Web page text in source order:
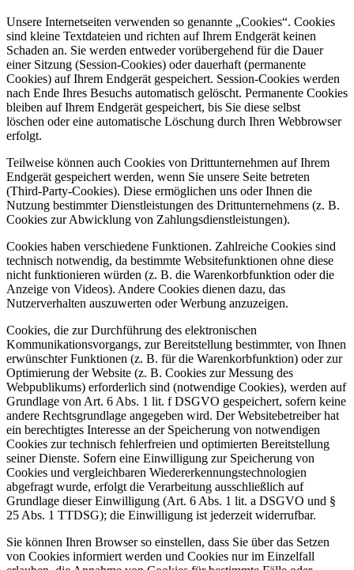
Unsere Internetseiten verwenden so genannte „Cookies“. Cookies
sind kleine Textdateien und richten auf Ihrem Endgerät keinen
Schaden an. Sie werden entweder vorübergehend für die Dauer
einer Sitzung (Session-Cookies) oder dauerhaft (permanente
Cookies) auf Ihrem Endgerät gespeichert. Session-Cookies werden
nach Ende Ihres Besuchs automatisch gelöscht. Permanente Cookies
bleiben auf Ihrem Endgerät gespeichert, bis Sie diese selbst
löschen oder eine automatische Löschung durch Ihren Webbrowser
erfolgt.
Teilweise können auch Cookies von Drittunternehmen auf Ihrem
Endgerät gespeichert werden, wenn Sie unsere Seite betreten
(Third-Party-Cookies). Diese ermöglichen uns oder Ihnen die
Nutzung bestimmter Dienstleistungen des Drittunternehmens (z. B.
Cookies zur Abwicklung von Zahlungsdienstleistungen).
Cookies haben verschiedene Funktionen. Zahlreiche Cookies sind
technisch notwendig, da bestimmte Websitefunktionen ohne diese
nicht funktionieren würden (z. B. die Warenkorbfunktion oder die
Anzeige von Videos). Andere Cookies dienen dazu, das
Nutzerverhalten auszuwerten oder Werbung anzuzeigen.
Cookies, die zur Durchführung des elektronischen
Kommunikationsvorgangs, zur Bereitstellung bestimmter, von Ihnen
erwünschter Funktionen (z. B. für die Warenkorbfunktion) oder zur
Optimierung der Website (z. B. Cookies zur Messung des
Webpublikums) erforderlich sind (notwendige Cookies), werden auf
Grundlage von Art. 6 Abs. 1 lit. f DSGVO gespeichert, sofern keine
andere Rechtsgrundlage angegeben wird. Der Websitebetreiber hat
ein berechtigtes Interesse an der Speicherung von notwendigen
Cookies zur technisch fehlerfreien und optimierten Bereitstellung
seiner Dienste. Sofern eine Einwilligung zur Speicherung von
Cookies und vergleichbaren Wiedererkennungstechnologien
abgefragt wurde, erfolgt die Verarbeitung ausschließlich auf
Grundlage dieser Einwilligung (Art. 6 Abs. 1 lit. a DSGVO und §
25 Abs. 1 TTDSG); die Einwilligung ist jederzeit widerrufbar.
Sie können Ihren Browser so einstellen, dass Sie über das Setzen
von Cookies informiert werden und Cookies nur im Einzelfall